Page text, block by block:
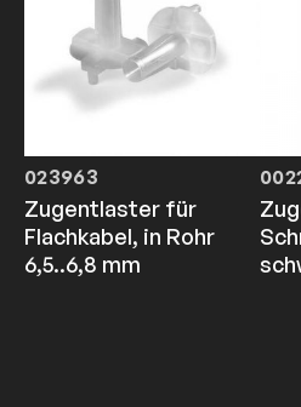
023963
Zugentlaster für
Flachkabel, in Rohr
6,5..6,8 mm